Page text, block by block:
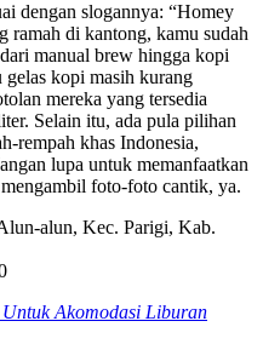
dengan slogannya: “Homey
ramah di kantong, kamu sudah
manual brew hingga kopi
gelas kopi masih kurang
mereka yang tersedia
Selain itu, ada pula pilihan
rempah khas Indonesia,
lupa untuk memanfaatkan
foto-foto cantik, ya.
alun, Kec. Parigi, Kab.
Akomodasi Liburan